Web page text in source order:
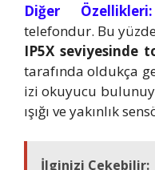
Diğer Özellikleri:
telefondur. Bu
IP5X seviyesinde
tarafında oldukça
izi okuyucu
ışığı ve yakınlık
İlginizi Çekebilir: